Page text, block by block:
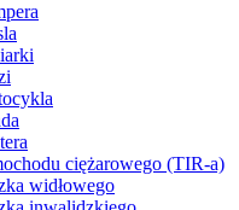
ciężarowego (TIR-a)
widłowego